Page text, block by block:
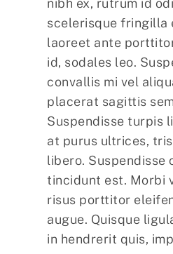
nibh ex, rutrum id
scelerisque fringilla
laoreet ante
id, sodales leo.
convallis mi vel
placerat sagittis
Suspendisse turpis
at purus ultrices,
libero. Suspendisse
tincidunt est. Morbi
risus porttitor
augue. Quisque
in hendrerit quis,